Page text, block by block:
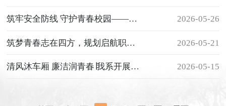
筑牢安全防线 守护青春校园——我系开展安全主题教育班会 2026-05-26
筑梦青春志在四方，规划启航职引未来——我系第十九届大学生
职业生涯规划大赛圆满举办
2026-05-21
清风沐车厢 廉洁润青春∣我系开展廉洁主题活动 2026-05-15